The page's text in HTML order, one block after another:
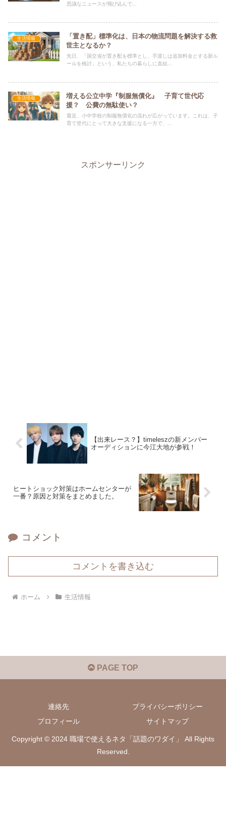
思議なニュースが飛び込んで...
生活情報
「置き配」標準化は、日本の物流問題を解決する救
世主となるか？
先日、「国交省が置き配を標準とし、手渡しは追加料金とする新ル
ールを検討」という、私たちの暮らしに直結...
生活情報
増える公立中学『制服無償化』 子育て世代応
援？ 公費の無駄使い？
最近、小中学校の制服無償化の流れが広がっています。これは、子
育て世代にとって大きな支援になる一方で、...
スポンサーリンク
【出来レース？】timeleszの新メンバー
オーディションに今江大地が参戦！
ヒートショック対策はホームセンターが
一番？原因と対策をまとめました。
コメント
コメントを書き込む
ホーム 生活情報
PAGE TOP
連絡先
プライバシーポリシー
プロフィール
サイトマップ
Copyright © 2024 職場で使えるネタ「話題のワダイ」 All Rights
Reserved.